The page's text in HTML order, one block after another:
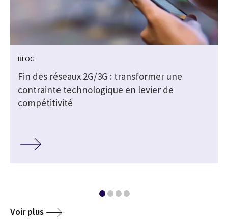
BLOG
Fin des réseaux 2G/3G : transformer une
contrainte technologique en levier de
compétitivité
Voir plus